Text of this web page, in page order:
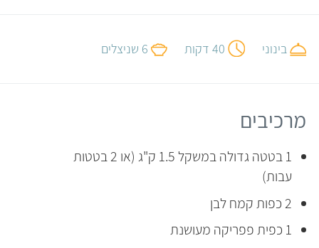
בינוני 40 דקות 6 שניצלים
מרכיבים
1 בטטה גדולה במשקל 1.5 ק"ג (או 2 בטטות
עבות)
2 כפות קמח לבן
1 כפית פפריקה מעושנת